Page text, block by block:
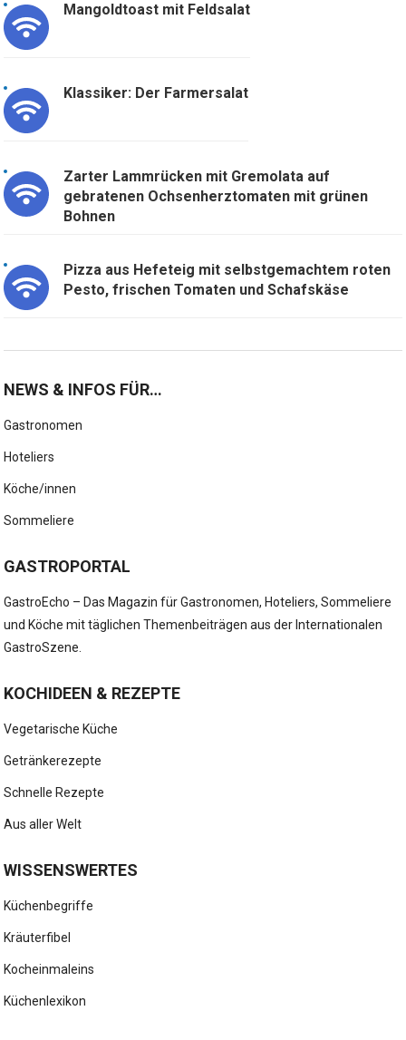
Mangoldtoast mit Feldsalat
Klassiker: Der Farmersalat
Zarter Lammrücken mit Gremolata auf
gebratenen Ochsenherztomaten mit grünen
Bohnen
Pizza aus Hefeteig mit selbstgemachtem roten
Pesto, frischen Tomaten und Schafskäse
NEWS & INFOS FÜR…
Gastronomen
Hoteliers
Köche/innen
Sommeliere
GASTROPORTAL
GastroEcho – Das Magazin für Gastronomen, Hoteliers, Sommeliere
und Köche mit täglichen Themenbeiträgen aus der Internationalen
GastroSzene.
KOCHIDEEN & REZEPTE
Vegetarische Küche
Getränkerezepte
Schnelle Rezepte
Aus aller Welt
WISSENSWERTES
Küchenbegriffe
Kräuterfibel
Kocheinmaleins
Küchenlexikon